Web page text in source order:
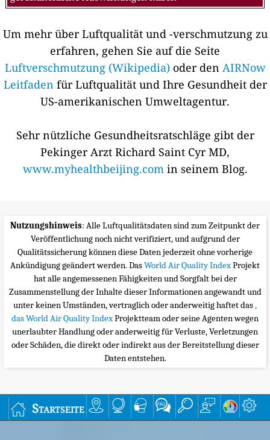
Um mehr über Luftqualität und -verschmutzung zu
erfahren, gehen Sie auf die Seite
Luftverschmutzung (Wikipedia)oder den AIRNow
Leitfaden für Luftqualität und Ihre Gesundheit der
US-amerikanischen Umweltagentur.
Sehr nützliche Gesundheitsratschläge gibt der
Pekinger Arzt Richard Saint Cyr MD,
www.myhealthbeijing.comin seinem Blog.
Nutzungshinweis: Alle Luftqualitätsdaten sind zum Zeitpunkt der
Veröffentlichung noch nicht verifiziert, und aufgrund der
Qualitätssicherung können diese Daten jederzeit ohne vorherige
Ankündigung geändert werden. DasWorld Air Quality IndexProjekt
hat alle angemessenen Fähigkeiten und Sorgfalt bei der
Zusammenstellung der Inhalte dieser Informationen angewandt und
unter keinen Umständen, vertraglich oder anderweitig haftet das,
das World Air Quality IndexProjektteam oder seine Agenten wegen
unerlaubter Handlung oder anderweitig für Verluste, Verletzungen
oder Schäden, die direkt oder indirekt aus der Bereitstellung dieser
Daten entstehen.
Startseite